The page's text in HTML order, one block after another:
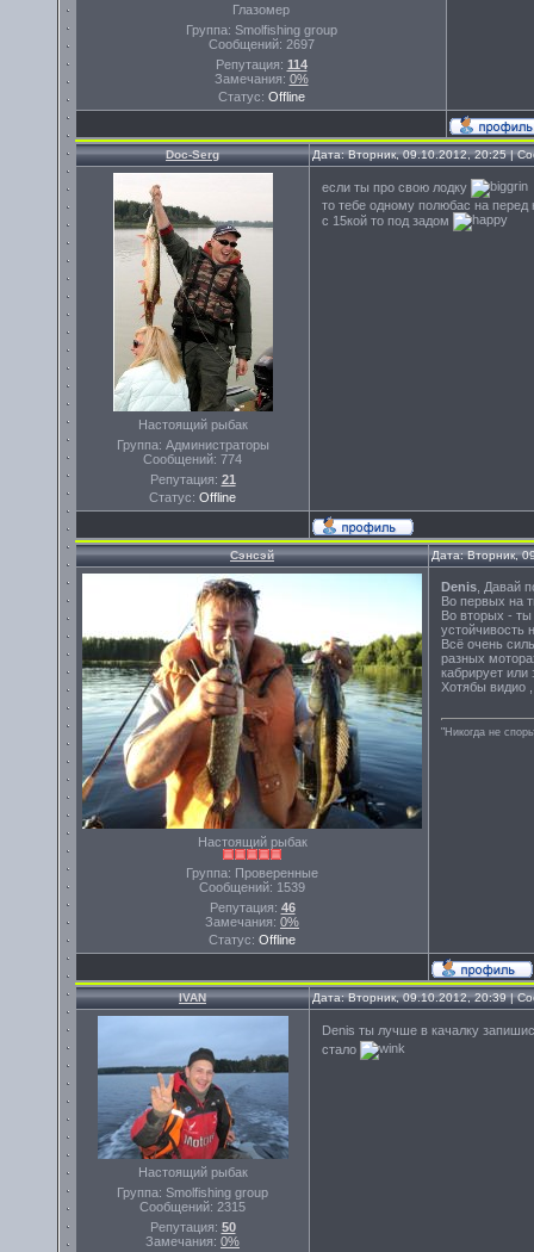
Глазомер
Группа: Smolfishing group
Сообщений: 2697
Репутация: 114
Замечания: 0%
Статус: Offline
Doc-Serg Дата: Вторник, 09.10.2012, 20:25 |
Настоящий рыбак
Группа: Администраторы
Сообщений: 774
Репутация: 21
Статус: Offline
если ты про свою лодку
то тебе одному полюбас на перед
с 15кой то под задом
Сэнсэй Дата: Вторник,
Настоящий рыбак
Группа: Проверенные
Сообщений: 1539
Репутация: 46
Замечания: 0%
Статус: Offline
Denis , Давай
Во первых на
Во вторых - ты
устойчивость
Всё очень
разных
кабрирует или
Хотябы видио
"Никогда не
IVAN Дата: Вторник, 09.10.2012, 20:39 |
Настоящий рыбак
Группа: Smolfishing group
Сообщений: 2315
Репутация: 50
Замечания: 0%
Denis ты лучше в качалку
стало